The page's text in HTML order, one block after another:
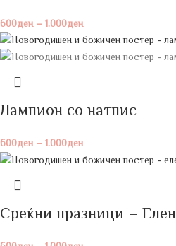
600ден – 1.000ден
Лампион со натпис
600ден – 1.000ден
Среќни празници – Елен